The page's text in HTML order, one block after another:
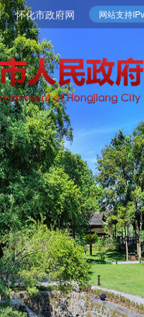
怀化市政府网 网站支持